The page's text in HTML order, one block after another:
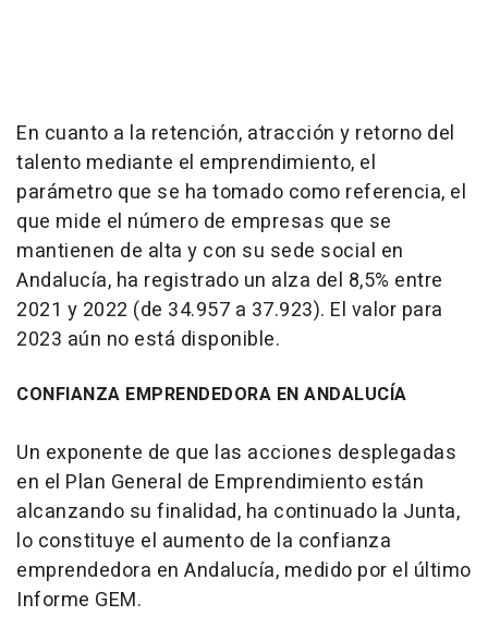
En cuanto a la retención, atracción y retorno del
talento mediante el emprendimiento, el
parámetro que se ha tomado como referencia, el
que mide el número de empresas que se
mantienen de alta y con su sede social en
Andalucía, ha registrado un alza del 8,5% entre
2021 y 2022 (de 34.957 a 37.923). El valor para
2023 aún no está disponible.
CONFIANZA EMPRENDEDORA EN ANDALUCÍA
Un exponente de que las acciones desplegadas
en el Plan General de Emprendimiento están
alcanzando su finalidad, ha continuado la Junta,
lo constituye el aumento de la confianza
emprendedora en Andalucía, medido por el último
Informe GEM.